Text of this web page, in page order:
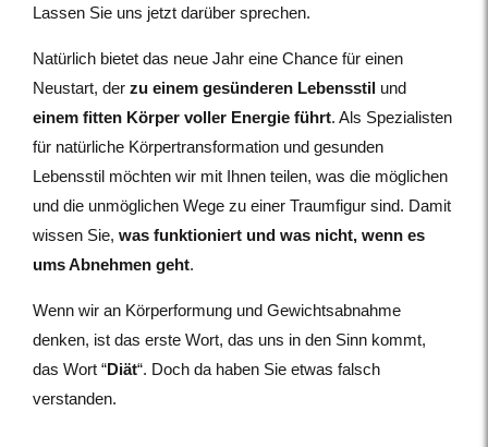
Lassen Sie uns jetzt darüber sprechen.
Natürlich bietet das neue Jahr eine Chance für einen
Neustart, der zu einem gesünderen Lebensstil und
einem fitten Körper voller Energie führt. Als Spezialisten
für natürliche Körpertransformation und gesunden
Lebensstil möchten wir mit Ihnen teilen, was die möglichen
und die unmöglichen Wege zu einer Traumfigur sind. Damit
wissen Sie, was funktioniert und was nicht, wenn es
ums Abnehmen geht.
Wenn wir an Körperformung und Gewichtsabnahme
denken, ist das erste Wort, das uns in den Sinn kommt,
das Wort “Diät“. Doch da haben Sie etwas falsch
verstanden.